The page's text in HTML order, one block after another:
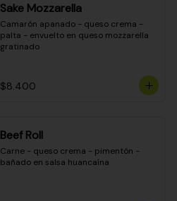
Sake Mozzarella
Camarón apanado - queso crema -
palta - envuelto en queso mozzarella
gratinado
$8.400
Beef Roll
Carne - queso crema - pimentón -
bañado en salsa huancaína